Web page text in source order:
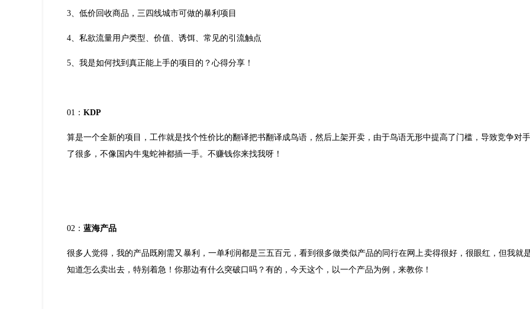
3、低价回收商品，三四线城市可做的暴利项目
4、私欲流量用户类型、价值、诱饵、常见的引流触点
5、我是如何找到真正能上手的项目的？心得分享！
01： KDP
算是一个全新的项目，工作就是找个性价比的翻译把书翻译成鸟语，然后上架开卖，由于鸟语无形中提高了门槛，导致竞争对
了很多，不像国内牛鬼蛇神都插一手。不赚钱你来找我呀！
02： 蓝海产品
很多人觉得，我的产品既刚需又暴利，一单利润都是三五百元，看到很多做类似产品的同行在网上卖得很好，很眼红，但我就
知道怎么卖出去，特别着急！你那边有什么突破口吗？有的，今天这个，以一个产品为例，来教你！